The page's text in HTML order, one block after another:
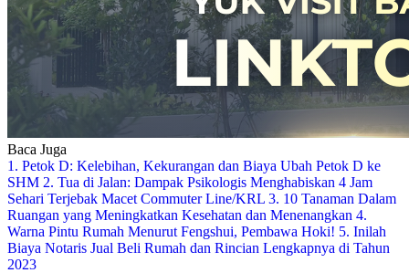
Baca Juga
1. Petok D: Kelebihan, Kekurangan dan Biaya Ubah Petok D ke
SHM 2. Tua di Jalan: Dampak Psikologis Menghabiskan 4 Jam
Sehari Terjebak Macet Commuter Line/KRL 3. 10 Tanaman Dalam
Ruangan yang Meningkatkan Kesehatan dan Menenangkan 4.
Warna Pintu Rumah Menurut Fengshui, Pembawa Hoki! 5. Inilah
Biaya Notaris Jual Beli Rumah dan Rincian Lengkapnya di Tahun
2023